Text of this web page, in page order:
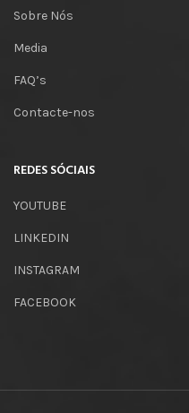
Sobre Nós
Media
FAQ’s
Contacte-nos
REDES SÓCIAIS
YOUTUBE
LINKEDIN
INSTAGRAM
FACEBOOK